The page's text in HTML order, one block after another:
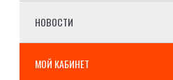
НОВОСТИ
МОЙ КАБИНЕТ